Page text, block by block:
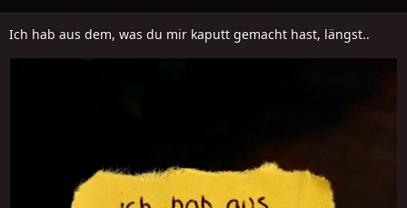
Ich hab aus dem, was du mir kaputt gemacht hast, längst..